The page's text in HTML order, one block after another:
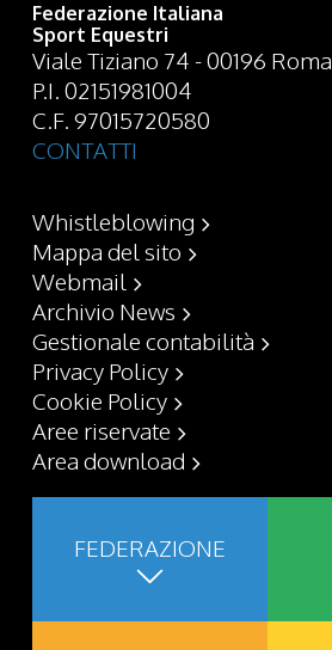
Federazione Italiana
Sport Equestri
Viale Tiziano 74 - 00196 Roma
P.I. 02151981004
C.F. 97015720580
CONTATTI
Whistleblowing
Mappa del sito
Webmail
Archivio News
Gestionale contabilità
Privacy Policy
Cookie Policy
Aree riservate
Area download
FEDERAZIONE